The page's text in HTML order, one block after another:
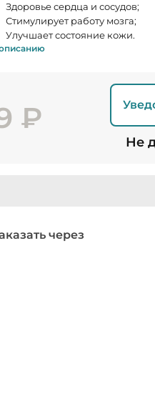
Здоровье сердца и сосудов;
Стимулирует работу мозга;
Улучшает состояние кожи.
₽
Не
через